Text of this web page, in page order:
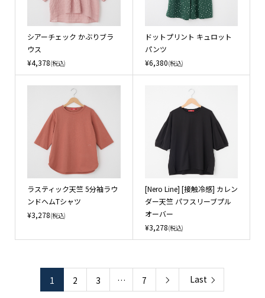
シアーチェック かぶりブラ
ウス
¥4,378(税込)
ドットプリント キュロット
パンツ
¥6,380(税込)
ラスティック天竺 5分袖ラウ
ンドヘムTシャツ
¥3,278(税込)
[Nero Line] [接触冷感] カレン
ダー天竺 パフスリーブプル
オーバー
¥3,278(税込)
1 2 3 … 7  Last